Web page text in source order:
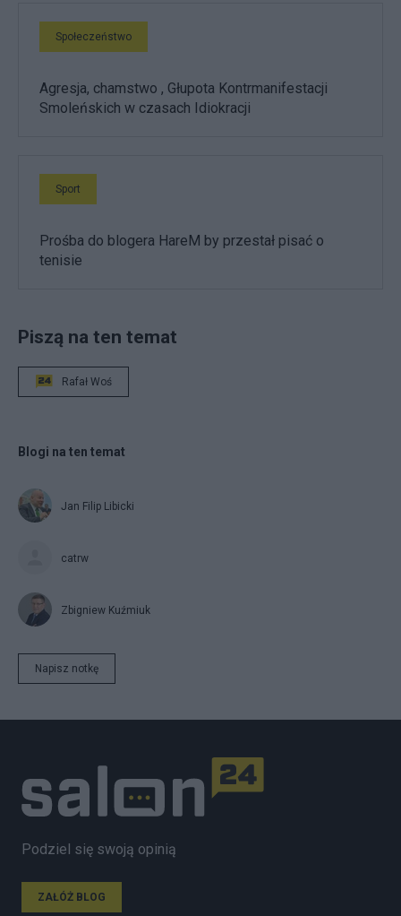
Społeczeństwo
Agresja, chamstwo , Głupota Kontrmanifestacji
Smoleńskich w czasach Idiokracji
Sport
Prośba do blogera HareM by przestał pisać o
tenisie
Piszą na ten temat
Rafał Woś
Blogi na ten temat
Jan Filip Libicki
catrw
Zbigniew Kuźmiuk
Napisz notkę
Podziel się swoją opinią
ZAŁÓŻ BLOG